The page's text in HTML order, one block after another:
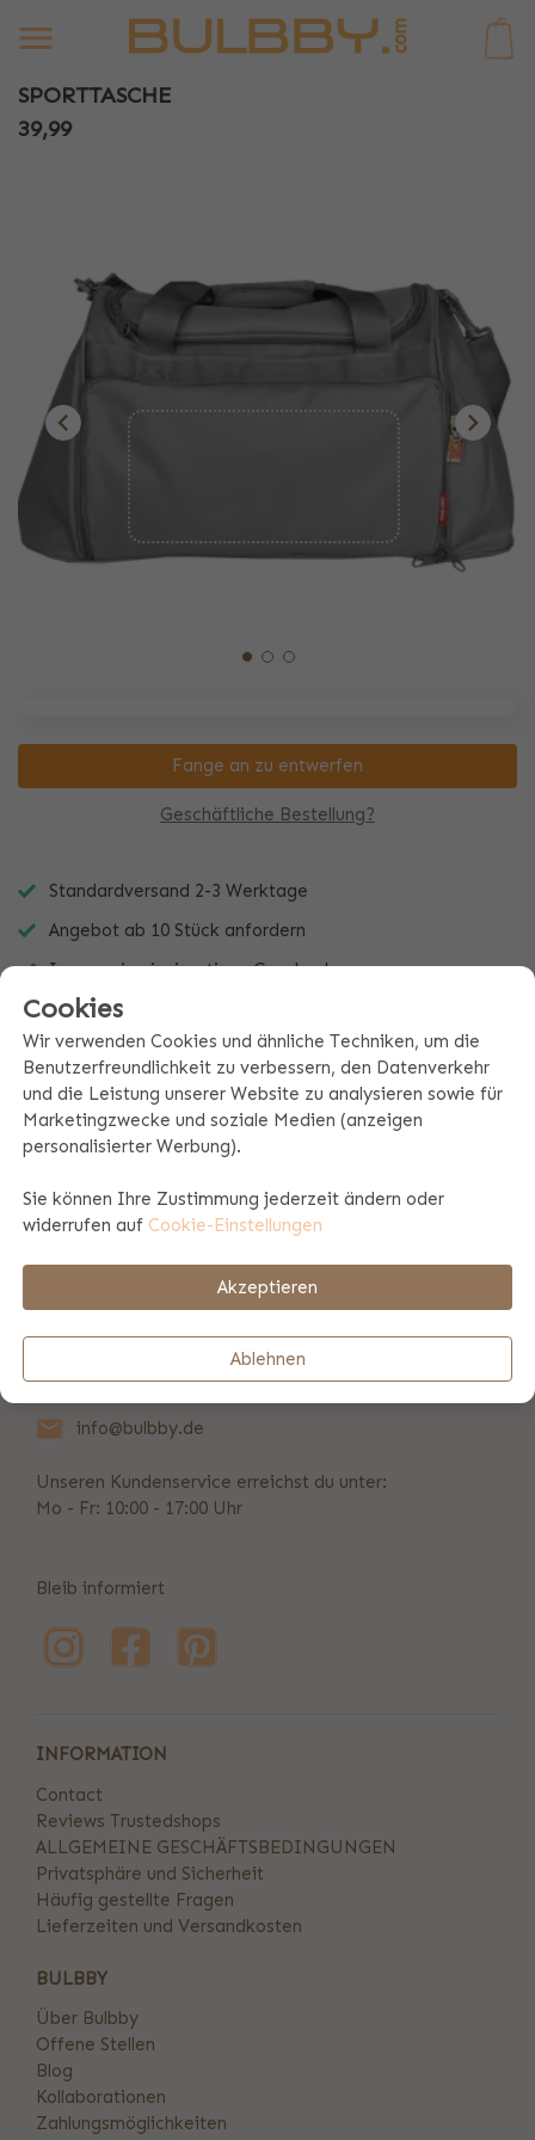
SPORTTASCHE
39,99
Geschäftliche Bestellung?
Fange an zu entwerfen
Standardversand 2-3 Werktage
Angebot ab 10 Stück anfordern
Immer ein einzigartiges Geschenk
Produktspezifikationen
Zahlungs- und Versandinformationen
info@bulbby.de
Unseren Kundenservice erreichst du unter:
Mo - Fr: 10:00 - 17:00 Uhr
Bleib informiert
INFORMATION
Contact
Reviews Trustedshops
ALLGEMEINE GESCHÄFTSBEDINGUNGEN
Privatsphäre und Sicherheit
Häufig gestellte Fragen
Lieferzeiten und Versandkosten
BULBBY
Über Bulbby
Offene Stellen
Blog
Kollaborationen
Zahlungsmöglichkeiten
Cookies
Wir verwenden Cookies und ähnliche Techniken, um die
Benutzerfreundlichkeit zu verbessern, den Datenverkehr
und die Leistung unserer Website zu analysieren sowie für
Marketingzwecke und soziale Medien (anzeigen
personalisierter Werbung).
Sie können Ihre Zustimmung jederzeit ändern oder
widerrufen auf Cookie-Einstellungen
Akzeptieren
Ablehnen